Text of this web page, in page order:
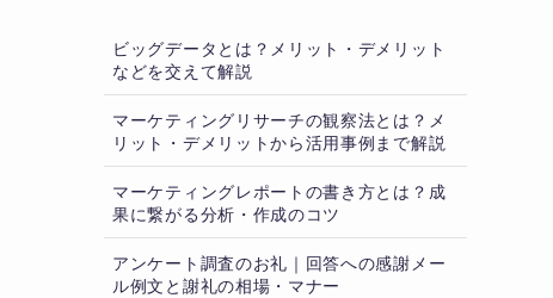
ビッグデータとは？メリット・デメリット
などを交えて解説
マーケティングリサーチの観察法とは？メ
リット・デメリットから活用事例まで解説
マーケティングレポートの書き方とは？成
果に繋がる分析・作成のコツ
アンケート調査のお礼｜回答への感謝メー
ル例文と謝礼の相場・マナー